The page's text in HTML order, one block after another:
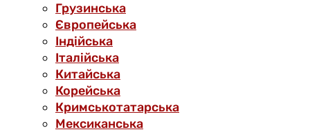
Грузинська
Європейська
Індійська
Італійська
Китайська
Корейська
Кримськотатарська
Мексиканська